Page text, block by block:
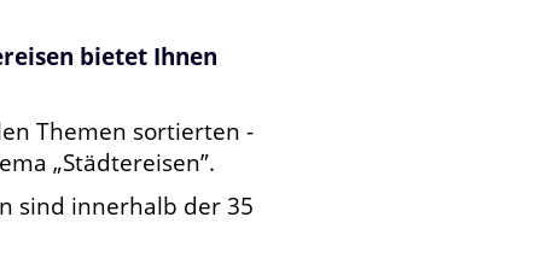
bietet Ihnen
Themen sortierten -
„Städtereisen”.
sind innerhalb der 35